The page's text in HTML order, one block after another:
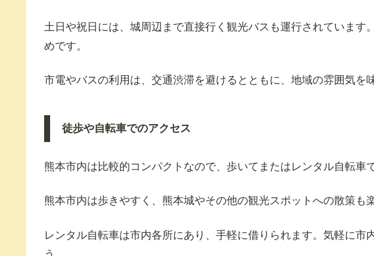
土日や祝日には、城周辺まで直接行く観光バスも運行されています
めです。
市電やバスの利用は、交通渋滞を避けるとともに、地域の雰囲気を
徒歩や自転車でのアクセス
熊本市内は比較的コンパクトなので、歩いてまたはレンタル自転車
熊本市内は歩きやすく、熊本城やその他の観光スポットへの散策も
レンタル自転車は市内各所にあり、手軽に借りられます。気軽に市